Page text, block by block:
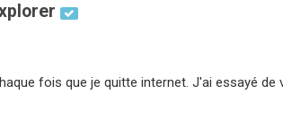
fois que je quitte internet. J'ai essayé de